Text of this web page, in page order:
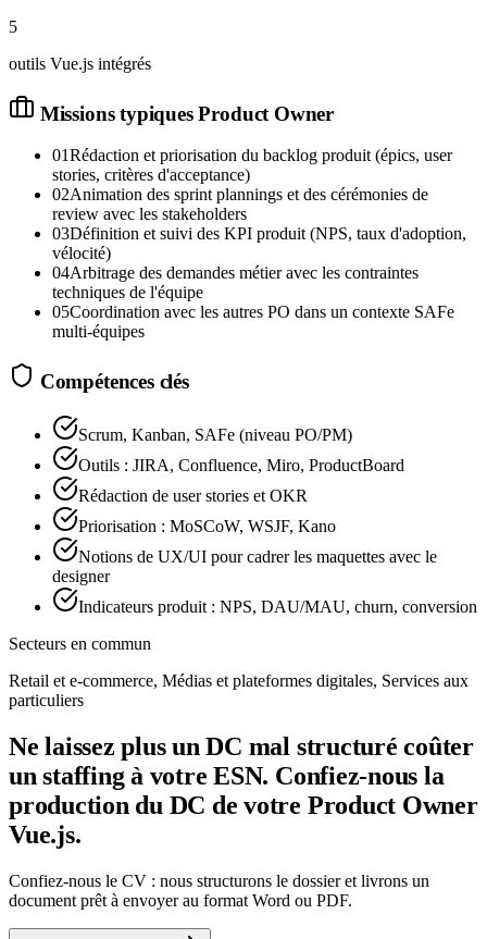
5
outils Vue.js intégrés
Missions typiquesProduct Owner
01Rédaction et priorisation du backlog produit (épics, user
stories, critères d'acceptance)
02Animation des sprint plannings et des cérémonies de
review avec les stakeholders
03Définition et suivi des KPI produit (NPS, taux d'adoption,
vélocité)
04Arbitrage des demandes métier avec les contraintes
techniques de l'équipe
05Coordination avec les autres PO dans un contexte SAFe
multi-équipes
Compétences clés
Scrum, Kanban, SAFe (niveau PO/PM)
Outils : JIRA, Confluence, Miro, ProductBoard
Rédaction de user stories et OKR
Priorisation : MoSCoW, WSJF, Kano
Notions de UX/UI pour cadrer les maquettes avec le
designer
Indicateurs produit : NPS, DAU/MAU, churn, conversion
Secteurs en commun
Retail et e-commerce, Médias et plateformes digitales, Services aux
particuliers
Ne laissez plus un DC mal structuré coûter
un staffing à votre ESN. Confiez-nous la
production du DC de votre Product Owner
Vue.js.
Confiez-nous le CV : nous structurons le dossier et livrons un
document prêt à envoyer au format Word ou PDF.